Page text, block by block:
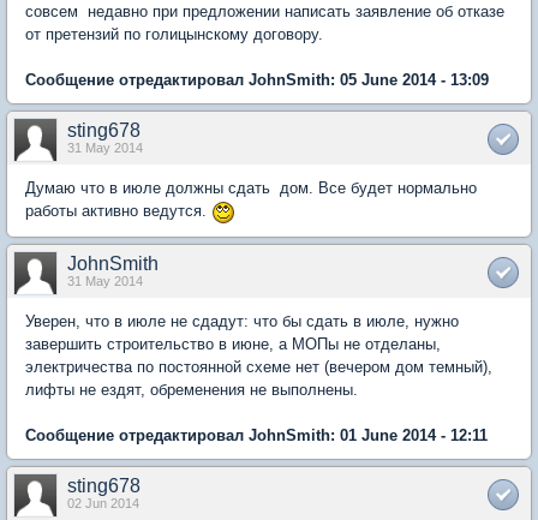
совсем недавно при предложении написать заявление об отказе
от претензий по голицынскому договору.
Сообщение отредактировал JohnSmith: 05 June 2014 - 13:09
sting678
31 May 2014
Думаю что в июле должны сдать дом. Все будет нормально
работы активно ведутся.
JohnSmith
31 May 2014
Уверен, что в июле не сдадут: что бы сдать в июле, нужно
завершить строительство в июне, а МОПы не отделаны,
электричества по постоянной схеме нет (вечером дом темный),
лифты не ездят, обременения не выполнены.
Сообщение отредактировал JohnSmith: 01 June 2014 - 12:11
sting678
02 Jun 2014